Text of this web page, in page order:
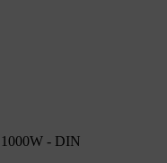
- DIN